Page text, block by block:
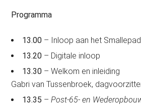
Programma
13.00 – Inloop aan het
13.20 – Digitale inloop
13.30 – Welkom en inleiding
Gabri van Tussenbroek,
13.35 –Post-65- en